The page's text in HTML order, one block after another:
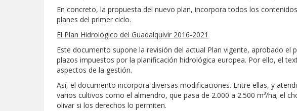
En concreto, la propuesta del nuevo plan, incorpora todos los
planes del primer ciclo.
El Plan Hidrológico del Guadalquivir 2016-2021
Este documento supone la revisión del actual Plan vigente, aprobado
plazos impuestos por la planificación hidrológica europea. Por ello, el
aspectos de la gestión.
Así, el documento incorpora diversas modificaciones. Entre ellas, y
varios cultivos como el almendro, que pasa de 2.000 a 2.500 m³/ha; el
olivar si los derechos lo permiten.